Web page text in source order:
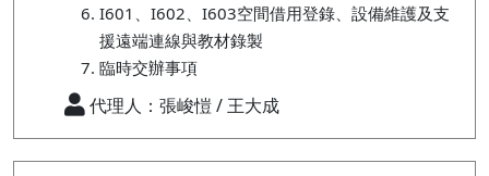
I601、I602、I603空間借用登錄、設備維護及支
援遠端連線與教材錄製
臨時交辦事項
代理人：張峻愷 / 王大成